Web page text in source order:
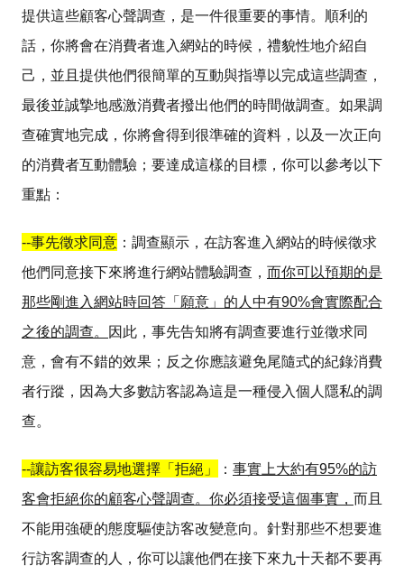
提供這些顧客心聲調查，是一件很重要的事情。順利的
話，你將會在消費者進入網站的時候，禮貌性地介紹自
己，並且提供他們很簡單的互動與指導以完成這些調查，
最後並誠摯地感激消費者撥出他們的時間做調查。如果調
查確實地完成，你將會得到很準確的資料，以及一次正向
的消費者互動體驗；要達成這樣的目標，你可以參考以下
重點：
--事先徵求同意 ：調查顯示，在訪客進入網站的時候徵求
他們同意接下來將進行網站體驗調查， 而你可以預期的是
那些剛進入網站時回答「願意」的人中有90%會實際配合
之後的調查。
因此，事先告知將有調查要進行並徵求同
意，會有不錯的效果；反之你應該避免尾隨式的紀錄消費
者行蹤，因為大多數訪客認為這是一種侵入個人隱私的調
查。
--讓訪客很容易地選擇「拒絕」 ： 事實上大約有95%的訪
客會拒絕你的顧客心聲調查。你必須接受這個事實， 而且
不能用強硬的態度驅使訪客改變意向。針對那些不想要進
行訪客調查的人，你可以讓他們在接下來九十天都不要再